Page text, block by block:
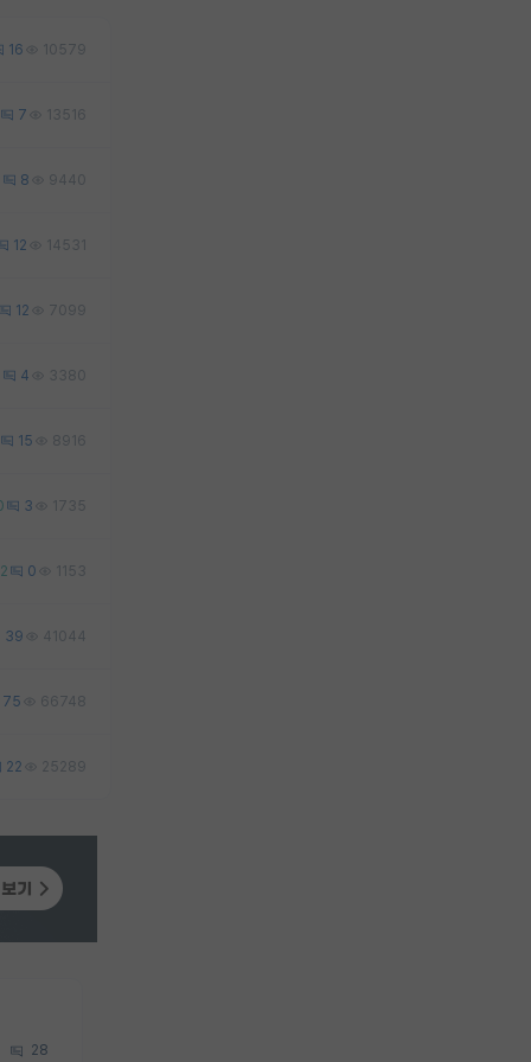
16 10579
7 13516
8 9440
12 14531
12 7099
4 3380
15 8916
3 1735
2 0 1153
39 41044
75 66748
22 25289
28